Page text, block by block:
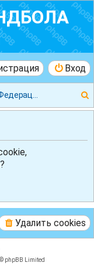
Вход
Удалить cookies
phpBB Limited